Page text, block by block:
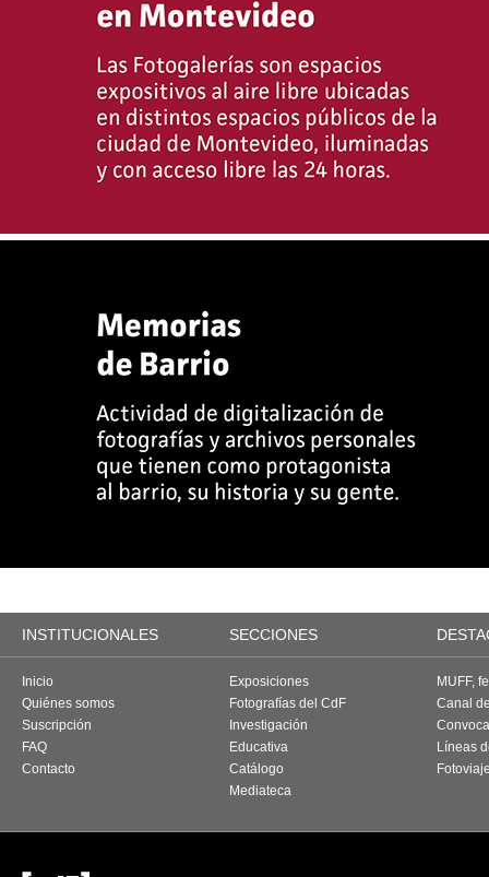
INSTITUCIONALES SECCIONES
Inicio
Quiénes somos
Suscripción
FAQ
Contacto
Exposiciones
Fotografías del CdF
Investigación
Educativa
Catálogo
Mediateca
MUFF,
Canal
Líneas